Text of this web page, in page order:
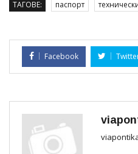
ТАГОВЕ: паспорт
Facebook